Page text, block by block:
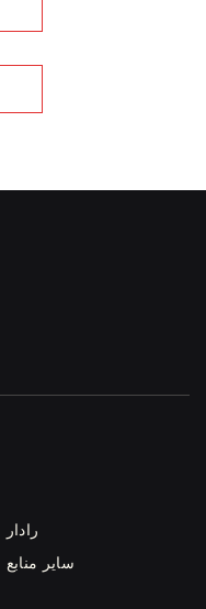
رادار
سایر منابع